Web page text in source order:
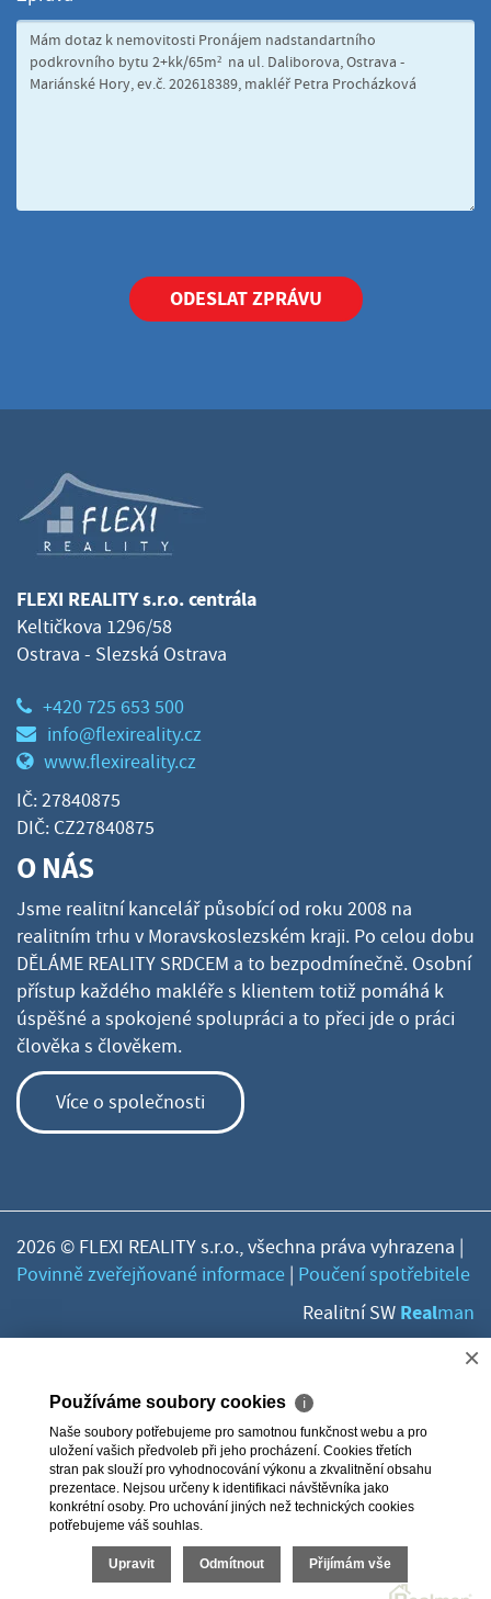
ODESLAT ZPRÁVU
FLEXI REALITY s.r.o. centrála
Keltičkova 1296/58
Ostrava - Slezská Ostrava
+420 725 653 500
info@flexireality.cz
www.flexireality.cz
IČ: 27840875
DIČ: CZ27840875
O NÁS
Jsme realitní kancelář působící od roku 2008 na
realitním trhu v Moravskoslezském kraji. Po celou dobu
DĚLÁME REALITY SRDCEM a to bezpodmínečně. Osobní
přístup každého makléře s klientem totiž pomáhá k
úspěšné a spokojené spolupráci a to přeci jde o práci
člověka s člověkem.
Více o společnosti
2026 © FLEXI REALITY s.r.o., všechna práva vyhrazena |
Povinně zveřejňované informace | Poučení spotřebitele
Realitní SW Realman
×
Používáme soubory cookies ℹ
Naše soubory potřebujeme pro samotnou funkčnost webu a pro
uložení vašich předvoleb při jeho procházení. Cookies třetích
stran pak slouží pro vyhodnocování výkonu a zkvalitnění obsahu
prezentace. Nejsou určeny k identifikaci návštěvníka jako
konkrétní osoby. Pro uchování jiných než technických cookies
potřebujeme váš souhlas.
Upravit Odmítnout Přijímám vše